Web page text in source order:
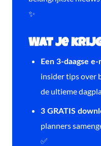
✨
Wat je
Een 3-daagse
insider tips over
de ultieme
3 GRATIS
planners
✅